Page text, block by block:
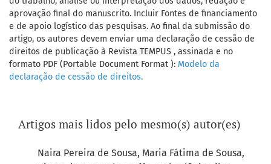
aprovação final do manuscrito. Incluir Fontes de financiamento
e de apoio logístico das pesquisas. Ao final da submissão do
artigo, os autores devem enviar uma declaração de cessão de
direitos de publicação à Revista TEMPUS , assinada e no
formato PDF (Portable Document Format ): Modelo da
declaração de cessão de direitos.
Artigos mais lidos pelo mesmo(s) autor(es)
Naira Pereira de Sousa, Maria Fátima de Sousa,